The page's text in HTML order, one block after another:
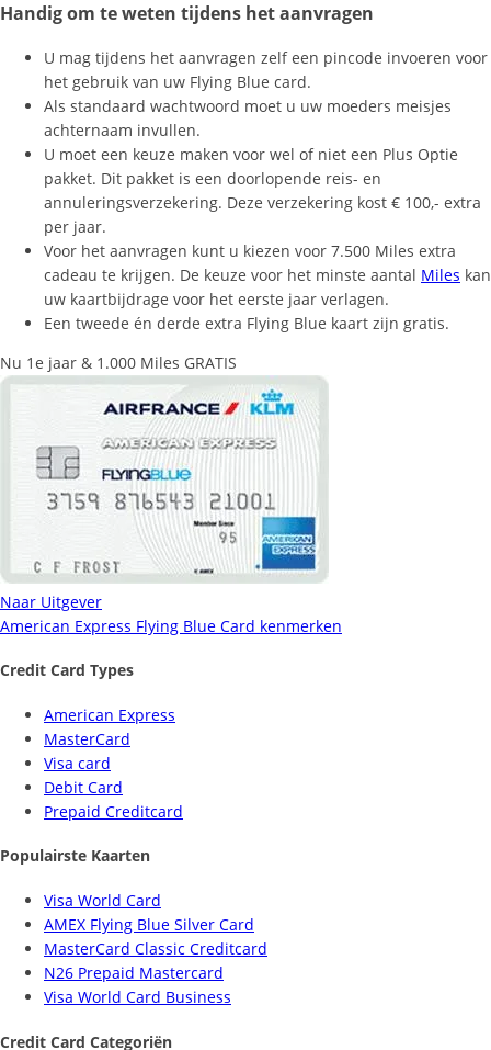
Handig om te weten tijdens het aanvragen
U mag tijdens het aanvragen zelf een pincode invoeren voor
het gebruik van uw Flying Blue card.
Als standaard wachtwoord moet u uw moeders meisjes
achternaam invullen.
U moet een keuze maken voor wel of niet een Plus Optie
pakket. Dit pakket is een doorlopende reis- en
annuleringsverzekering. Deze verzekering kost € 100,- extra
per jaar.
Voor het aanvragen kunt u kiezen voor 7.500 Miles extra
cadeau te krijgen. De keuze voor het minste aantal Miles kan
uw kaartbijdrage voor het eerste jaar verlagen.
Een tweede én derde extra Flying Blue kaart zijn gratis.
Nu 1e jaar & 1.000 Miles GRATIS
Naar Uitgever
American Express Flying Blue Card kenmerken
Credit Card Types
American Express
MasterCard
Visa card
Debit Card
Prepaid Creditcard
Populairste Kaarten
Visa World Card
AMEX Flying Blue Silver Card
MasterCard Classic Creditcard
N26 Prepaid Mastercard
Visa World Card Business
Credit Card Categoriën